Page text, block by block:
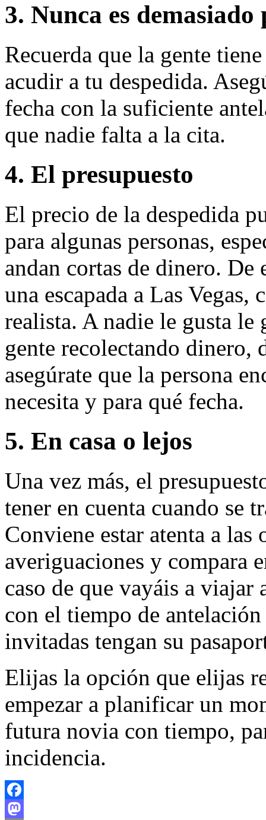
3. Nunca es
Recuerda que la gente
acudir a tu despedida.
fecha con la suficiente
que nadie falta a la cita.
4. El presupuesto
El precio de la despedida
para algunas personas,
andan cortas de dinero. De
una escapada a Las Vegas,
realista. A nadie le gusta le
gente recolectando dinero,
asegúrate que la persona
necesita y para qué fecha.
5. En casa o lejos
Una vez más, el
tener en cuenta cuando se
Conviene estar atenta a las
averiguaciones y compara
caso de que vayáis a
con el tiempo de
invitadas tengan su
Elijas la opción que elijas
empezar a planificar un
futura novia con tiempo,
incidencia.
Facebook